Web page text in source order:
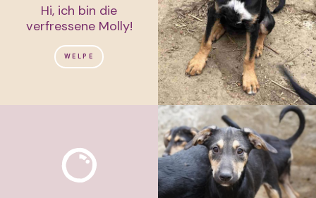
Hi, ich bin die
verfressene Molly!
WELPE